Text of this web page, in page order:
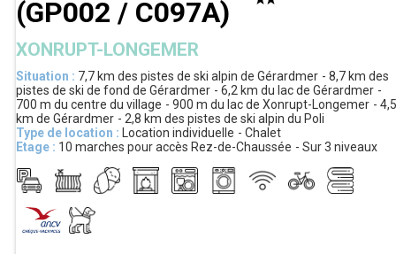
(GP002 / C097A)
XONRUPT-LONGEMER
Situation : 7,7 km des pistes de ski alpin de Gérardmer 8,7 km des
pistes de ski de fond de Gérardmer
6,2 km du lac de Gérardmer
700 m du centre du village 900 m du lac de Xonrupt-Longemer
4,5
km de Gérardmer 2,8 km des pistes de ski alpin du Poli
Type de location :
Location individuelle
Chalet
Etage : 10 marches pour accès Rez-de-Chaussée Sur 3 niveaux